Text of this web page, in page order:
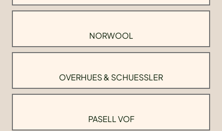
NORWOOL
OVERHUES & SCHUESSLER
PASELL VOF